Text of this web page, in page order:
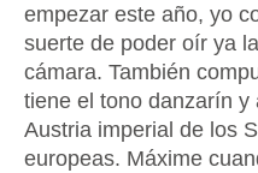
empezar este año, yo
suerte de poder oír ya
cámara. También
tiene el tono danzarín
Austria imperial de los
europeas. Máxime